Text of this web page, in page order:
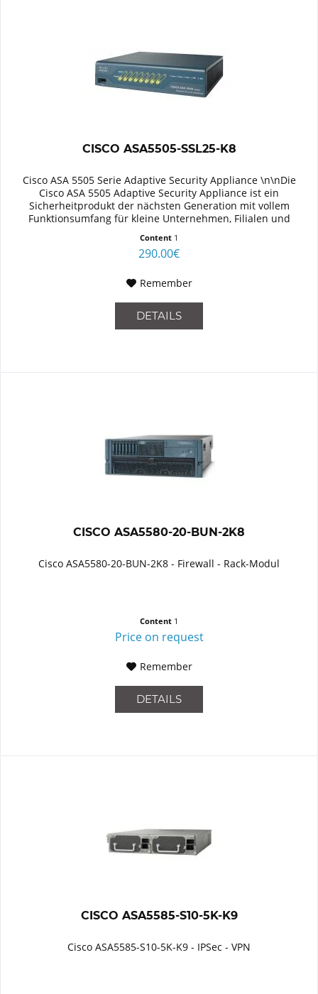
CISCO ASA5505-SSL25-K8
Cisco ASA 5505 Serie Adaptive Security Appliance \n\nDie
Cisco ASA 5505 Adaptive Security Appliance ist ein
Sicherheitprodukt der nächsten Generation mit vollem
Funktionsumfang für kleine Unternehmen, Filialen und
Content 1
290.00€
Remember
DETAILS
CISCO ASA5580-20-BUN-2K8
Cisco ASA5580-20-BUN-2K8 - Firewall - Rack-Modul
Content 1
Price on request
Remember
DETAILS
CISCO ASA5585-S10-5K-K9
Cisco ASA5585-S10-5K-K9 - IPSec - VPN